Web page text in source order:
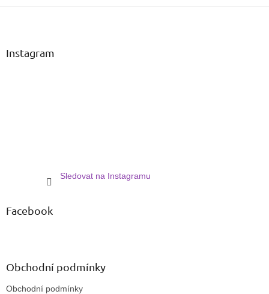
Z
Instagram
Sledovat na Instagramu
Facebook
Obchodní podmínky
Obchodní podmínky